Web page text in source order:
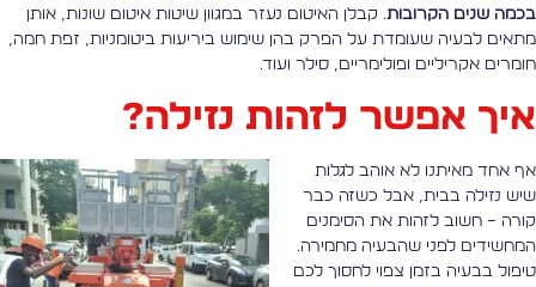
שנים הקרובות. קבלן האיטום נעזר במגוון שיטות איטום שונות, אותן
לבעיה שעומדת על הפרק בהן שימוש ביריעות ביטומניות, זפת חמה,
אקריליים ופולימריים, סילר ועוד.
אפשר לזהות נזילה?
אחד מאיתנו לא אוהב לגלות
נזילה בבית, אבל כשזה כבר
– חשוב לזהות את הסימנים
לפני שהבעיה מחמירה.
בבעיה בזמן צפוי לחסוך לכם